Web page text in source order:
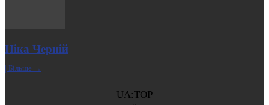
Ніка Черній
| Більше →
UA:TOP